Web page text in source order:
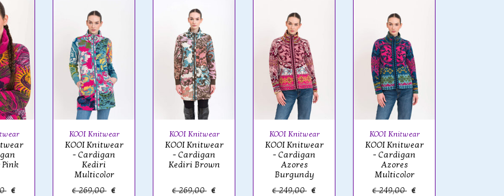
€
KOOI Knitwear
KOOI Knitwear
- Cardigan
Kediri
Multicolor
€ 269,00 €
KOOI Knitwear
KOOI Knitwear
- Cardigan
Kediri Brown
€ 269,00 €
KOOI Knitwear
KOOI Knitwear
- Cardigan
Azores
Burgundy
€ 249,00 €
KOOI Knitwear
KOOI Knitwear
- Cardigan
Azores
Multicolor
€ 249,00 €